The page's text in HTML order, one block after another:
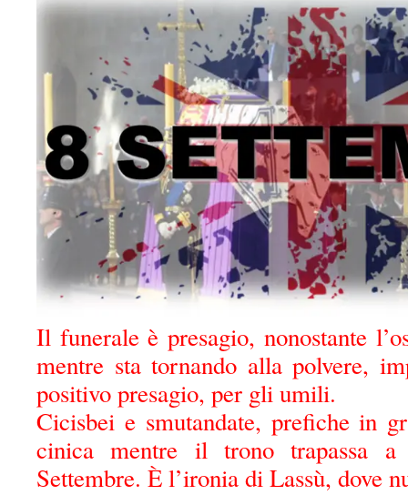
Il funerale è presagio, nonostante
mentre sta tornando alla polvere,
positivo presagio, per gli umili.
Cicisbei e smutandate, prefiche in
cinica mentre il trono trapassa
Settembre. È l’ironia di Lassù, dove